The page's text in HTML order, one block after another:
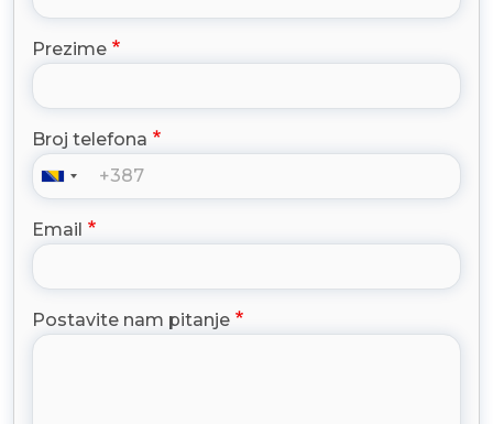
Prezime
Broj telefona
Email
Postavite nam pitanje